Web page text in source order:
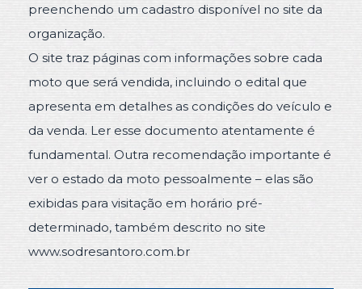
preenchendo um cadastro disponível no site da
organização.
O site traz páginas com informações sobre cada
moto que será vendida, incluindo o edital que
apresenta em detalhes as condições do veículo e
da venda. Ler esse documento atentamente é
fundamental. Outra recomendação importante é
ver o estado da moto pessoalmente – elas são
exibidas para visitação em horário pré-
determinado, também descrito no site
www.sodresantoro.com.br